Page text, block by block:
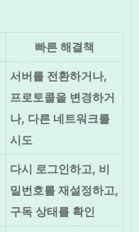
빠른 해결책
서버를 전환하거나,
프로토콜을 변경하거
나, 다른 네트워크를
시도
다시 로그인하고, 비
밀번호를 재설정하고,
구독 상태를 확인